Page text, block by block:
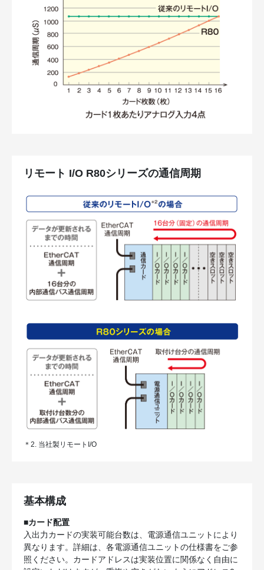
リモート I/O R80シリーズの通信周期
＊2. 当社製リモートI/O
基本構成
■カード配置
入出力カードの実装可能台数は、電源通信ユニットにより
異なります。詳細は、各電源通信ユニットの仕様書をご参
照ください。カードアドレスは実装位置に関係なく自由に